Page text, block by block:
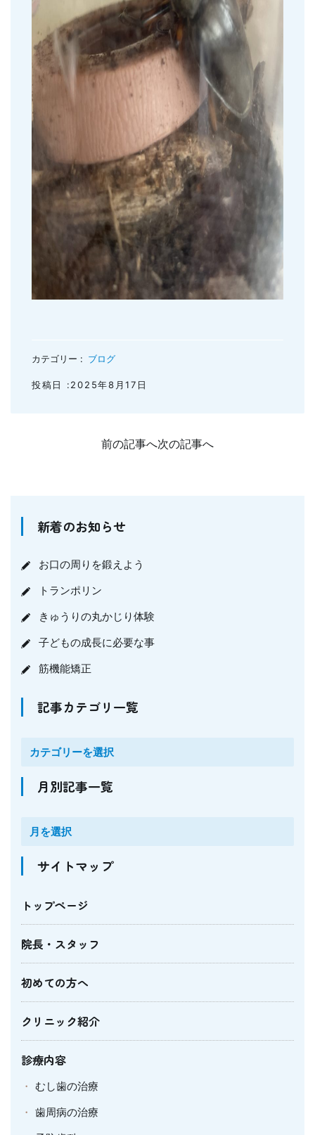
カテゴリー : ブログ
投稿日 :2025年8月17日
前の記事へ次の記事へ
新着のお知らせ
お口の周りを鍛えよう
トランポリン
きゅうりの丸かじり体験
子どもの成長に必要な事
筋機能矯正
記事カテゴリ一覧
月別記事一覧
サイトマップ
トップページ
院長・スタッフ
初めての方へ
クリニック紹介
診療内容
むし歯の治療
歯周病の治療